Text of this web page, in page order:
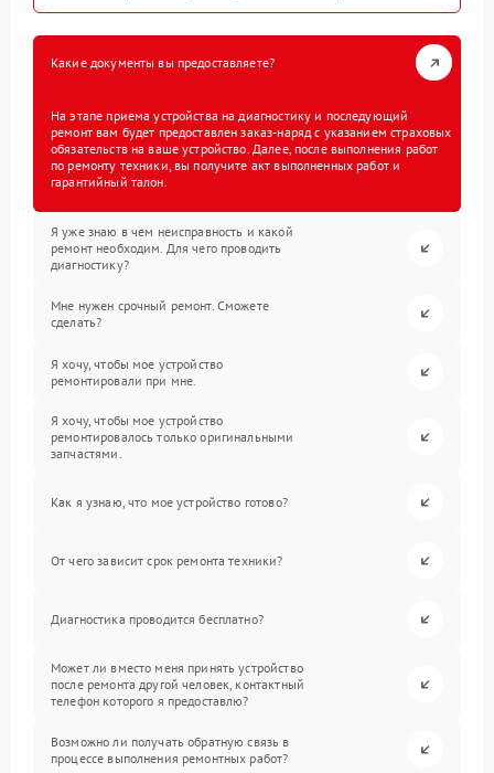
Какие документы вы предоставляете?
На этапе приема устройства на диагностику и последующий
ремонт вам будет предоставлен заказ-наряд с указанием страховых
обязательств на ваше устройство. Далее, после выполнения работ
по ремонту техники, вы получите акт выполненных работ и
гарантийный талон.
Я уже знаю в чем неисправность и какой
ремонт необходим. Для чего проводить
диагностику?
Мне нужен срочный ремонт. Сможете
сделать?
Я хочу, чтобы мое устройство
ремонтировали при мне.
Я хочу, чтобы мое устройство
ремонтировалось только оригинальными
запчастями.
Как я узнаю, что мое устройство готово?
От чего зависит срок ремонта техники?
Диагностика проводится бесплатно?
Может ли вместо меня принять устройство
после ремонта другой человек, контактный
телефон которого я предоставлю?
Возможно ли получать обратную связь в
процессе выполнения ремонтных работ?